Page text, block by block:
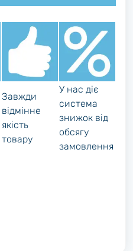
Завжди
відмінне
якість
товару
У нас діє
система
знижок від
обсягу
замовлення